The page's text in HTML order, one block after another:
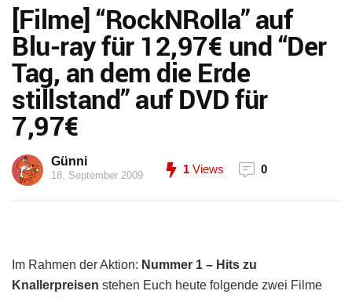
[Filme] “RockNRolla” auf
Blu-ray für 12,97€ und “Der
Tag, an dem die Erde
stillstand” auf DVD für
7,97€
Günni
18. September 2009 1 Views 0
Im Rahmen der Aktion: Nummer 1 – Hits zu
Knallerpreisen stehen Euch heute folgende zwei Filme